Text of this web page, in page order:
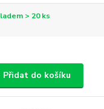
> 20 ks
Přidat do košíku